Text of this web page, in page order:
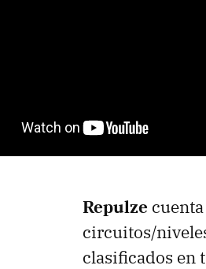
Repulze
circuitos/
clasificados en